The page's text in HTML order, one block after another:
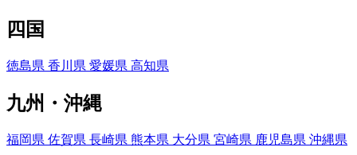
四国
徳島県 香川県 愛媛県 高知県
九州・沖縄
福岡県 佐賀県 長崎県 熊本県 大分県 宮崎県 鹿児島県 沖縄県